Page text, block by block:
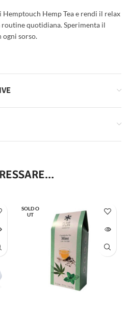
Hemp Tea e rendi il relax
routine quotidiana. Sperimenta il
ogni sorso.
SOLD O
UT